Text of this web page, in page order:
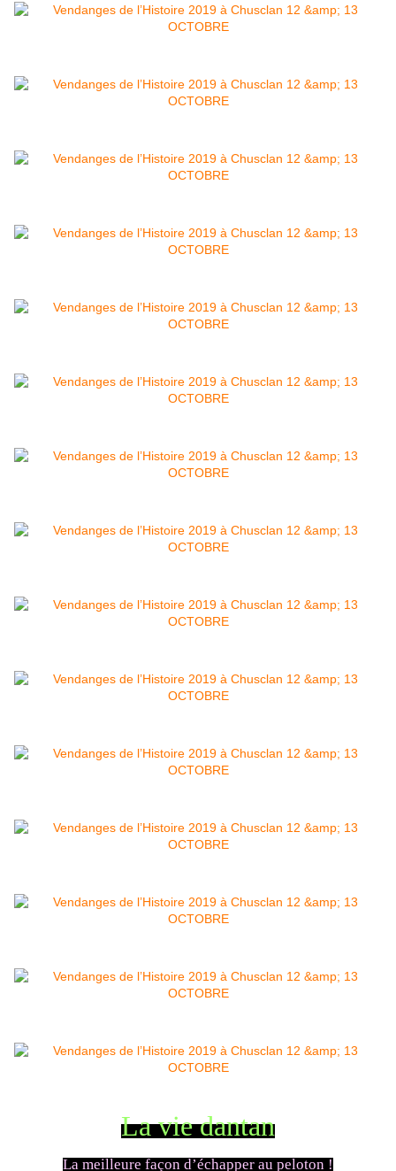
La vie dantan
La meilleure façon d’échapper au peloton !